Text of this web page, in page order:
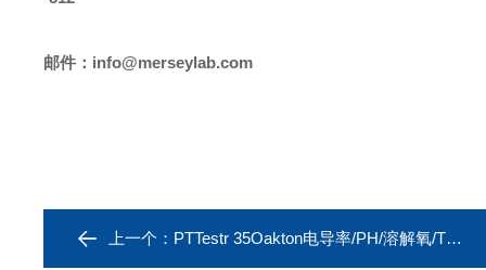
邮件： info@merseylab.com
上一个： PTTestr 35Oakton电导率/PH/溶解氧/TDS/盐度测量仪